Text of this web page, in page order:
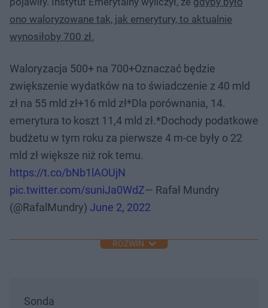
ono waloryzowane tak, jak emerytury, to aktualnie
wynosiłoby 700 zł.
Waloryzacja 500+ na 700+Oznaczać będzie
zwiększenie wydatków na to świadczenie z 40 mld
zł na 55 mld zł+16 mld zł*Dla porównania, 14.
emerytura to koszt 11,4 mld zł.*Dochody podatkowe
budżetu w tym roku za pierwsze 4 m-ce były o 22
mld zł większe niż rok temu.
https://t.co/bNb1lAOUjN
pic.twitter.com/suniJa0WdZ— Rafał Mundry
(@RafalMundry) June 2, 2022
ROZWIŃ
Sonda